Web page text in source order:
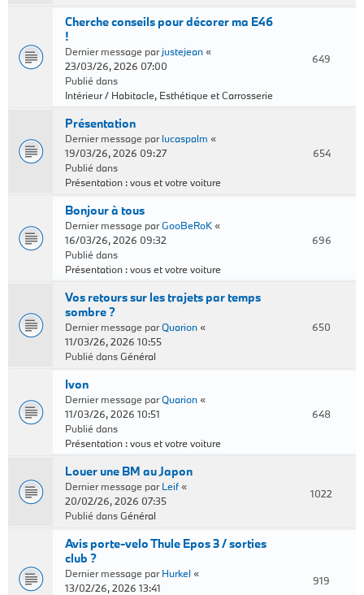
Cherche conseils pour décorer ma E46
!
Dernier message parjustejean«
23/03/26, 2026 07:00
Publié dans
Intérieur / Habitacle, Esthétique et Carrosserie
649
Présentation
Dernier message parlucaspalm «
19/03/26, 2026 09:27
Publié dans
Présentation : vous et votre voiture
654
Bonjour à tous
Dernier message parGooBeRoK«
16/03/26, 2026 09:32
Publié dans
Présentation : vous et votre voiture
696
Vos retours sur les trajets par temps
sombre ?
Dernier message parQuarion«
11/03/26, 2026 10:55
Publié dansGénéral
650
Ivon
Dernier message parQuarion«
11/03/26, 2026 10:51
Publié dans
Présentation : vous et votre voiture
648
Louer une BM au Japon
Dernier message parLeif«
20/02/26, 2026 07:35
Publié dansGénéral
1022
Avis porte-velo Thule Epos 3 / sorties
club ?
Dernier message parHurkel «
13/02/26, 2026 13:41
919